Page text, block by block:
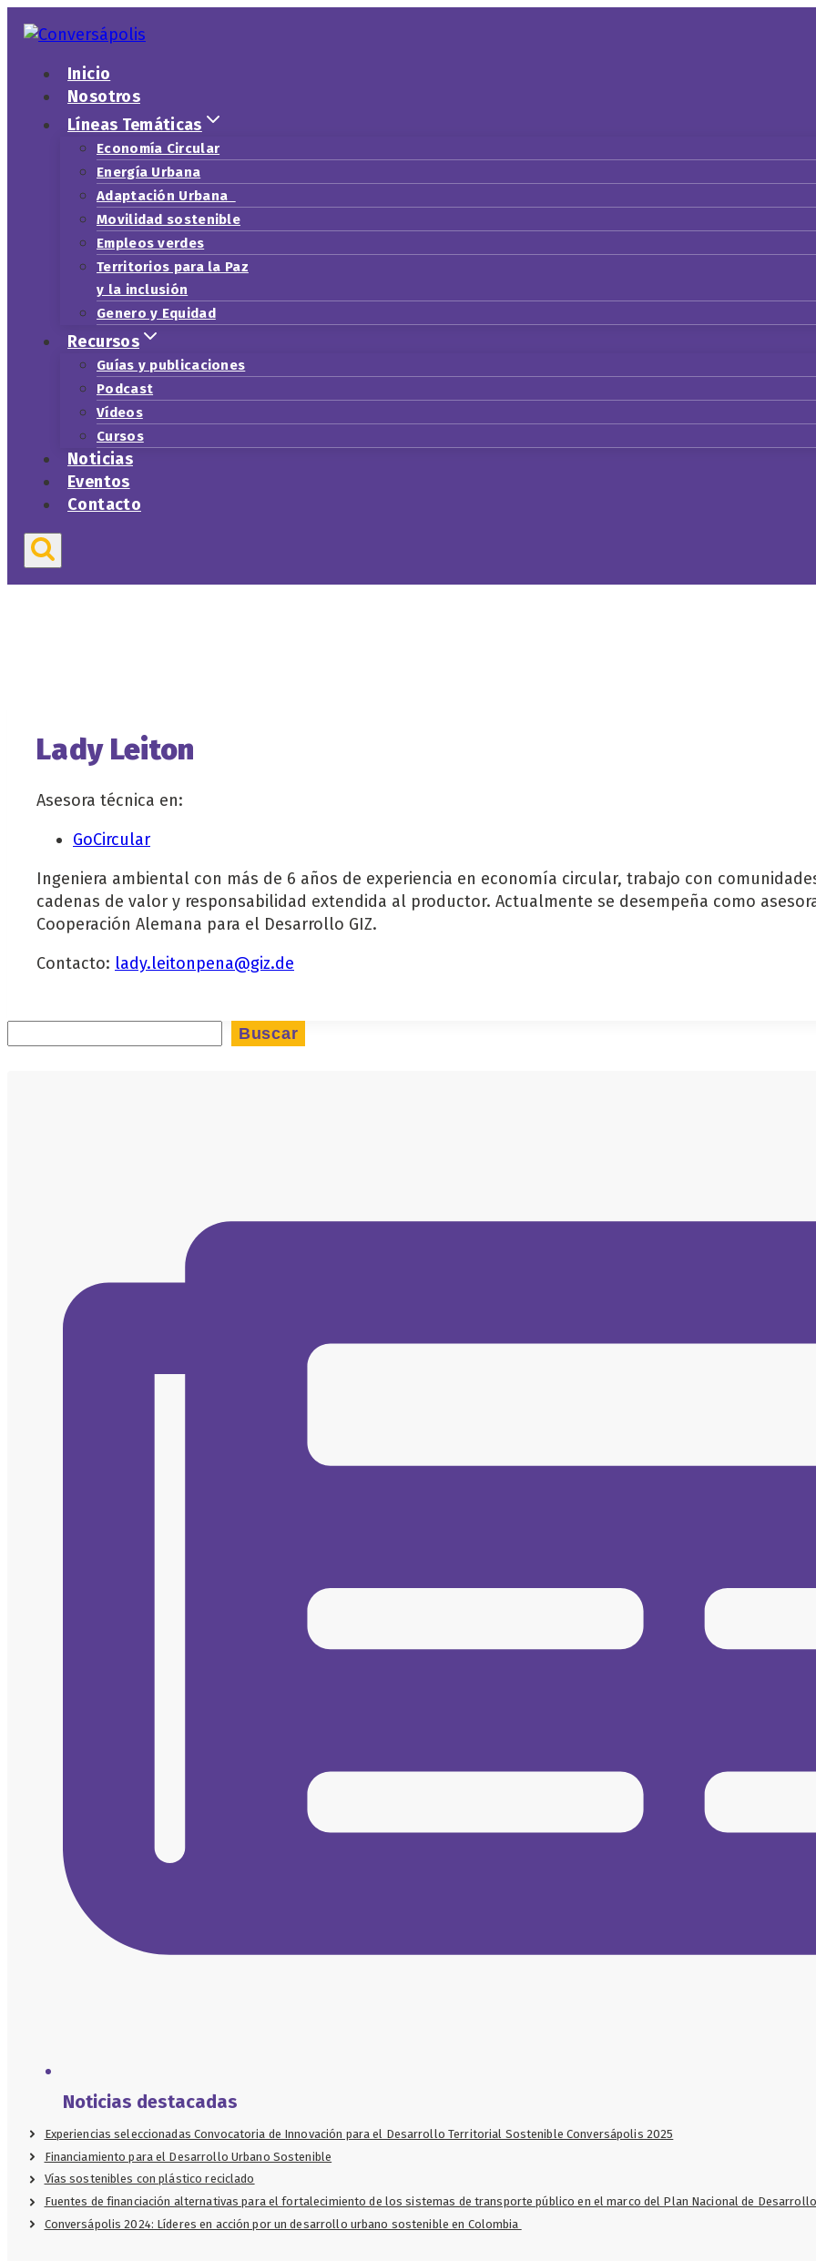
contenido
Inicio
Nosotros
Líneas Temáticas
Economía Circular
Energía Urbana
Adaptación Urbana
Movilidad sostenible
Empleos verdes
Territorios para la Paz
y la inclusión
Genero y Equidad
Recursos
Guías y publicaciones
Podcast
Vídeos
Cursos
Noticias
Eventos
Contacto
Lady Leiton
Asesora técnica en:
GoCircular
Ingeniera ambiental con más de 6 años de experiencia en economía circular, trabajo con
cadenas de valor y responsabilidad extendida al productor. Actualmente se desempeña como
Cooperación Alemana para el Desarrollo GIZ.
Contacto: lady.leitonpena@giz.de
Buscar
Noticias destacadas
Experiencias seleccionadas Convocatoria de Innovación para el Desarrollo Territorial Sostenible Conversápolis 2025
Financiamiento para el Desarrollo Urbano Sostenible
Vías sostenibles con plástico reciclado
Fuentes de financiación alternativas para el fortalecimiento de los sistemas de transporte público en el marco del Plan Nacional de
Conversápolis 2024: Líderes en acción por un desarrollo urbano sostenible en Colombia